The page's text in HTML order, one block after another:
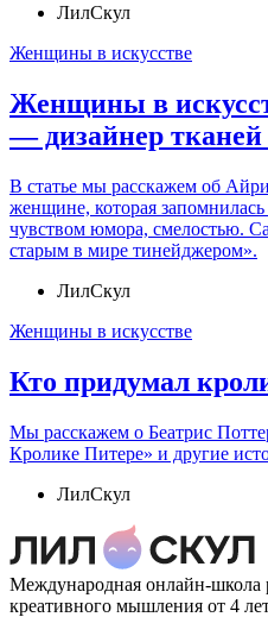
ЛилСкул
Женщины в искусстве
Женщины в
— дизайнер
В статье мы расскажем об
женщине, которая
чувством юмора, смелостью.
старым в мире тинейджером».
ЛилСкул
Женщины в искусстве
Кто придумал
Мы расскажем о Беатрис
Кролике Питере» и другие
ЛилСкул
Международная онлайн-школа
креативного мышления от 4